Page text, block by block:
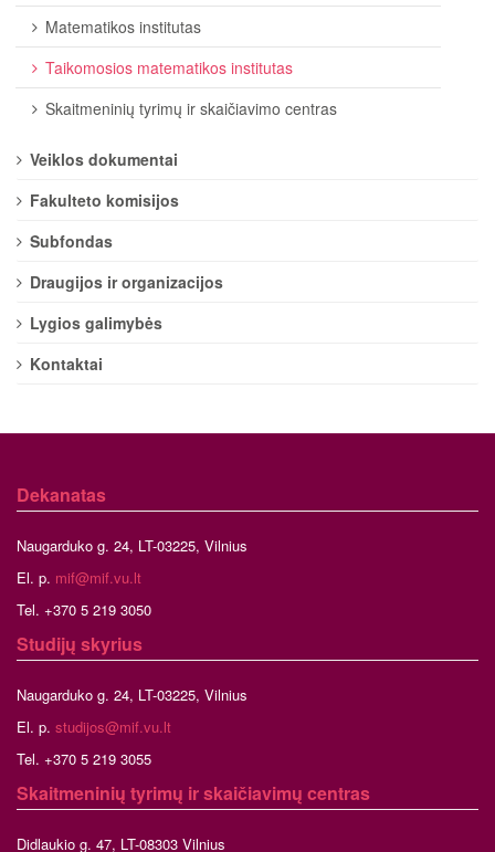
Matematikos institutas
Taikomosios matematikos institutas
Skaitmeninių tyrimų ir skaičiavimo centras
Veiklos dokumentai
Fakulteto komisijos
Subfondas
Draugijos ir organizacijos
Lygios galimybės
Kontaktai
Dekanatas
Naugarduko g. 24, LT-03225, Vilnius
El. p. mif@mif.vu.lt
Tel. +370 5 219 3050
Studijų skyrius
Naugarduko g. 24, LT-03225, Vilnius
El. p. studijos@mif.vu.lt
Tel. +370 5 219 3055
Skaitmeninių tyrimų ir skaičiavimų centras
Didlaukio g. 47, LT-08303 Vilnius